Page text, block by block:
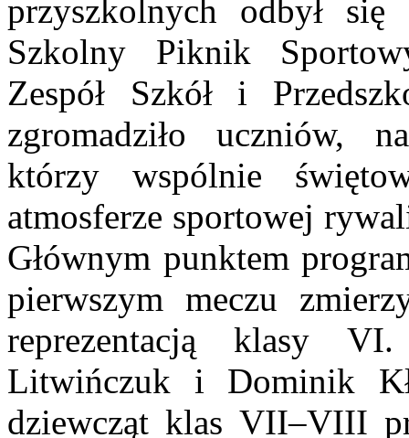
przyszkolnych odbył
Szkolny Piknik
Zespół Szkół i
zgromadziło uczniów,
którzy wspólnie
atmosferze sportowej
Głównym punktem
pierwszym meczu
reprezentacją klasy
Litwińczuk i Dominik
dziewcząt klas VII–VIII